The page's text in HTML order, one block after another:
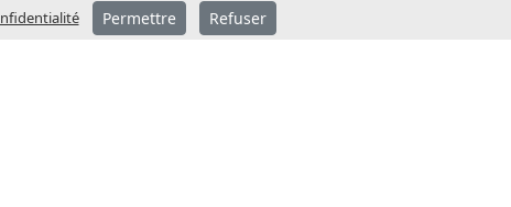
Permettre Refuser